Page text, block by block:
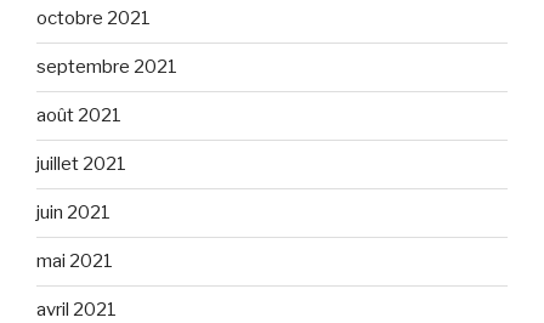
octobre 2021
septembre 2021
août 2021
juillet 2021
juin 2021
mai 2021
avril 2021